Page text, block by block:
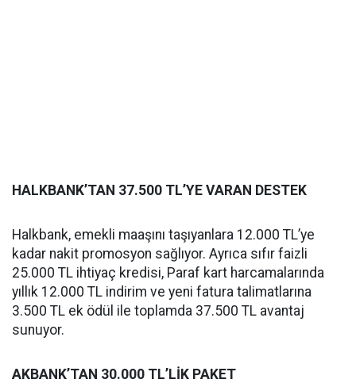
HALKBANK’TAN 37.500 TL’YE VARAN DESTEK
Halkbank, emekli maaşını taşıyanlara 12.000 TL’ye
kadar nakit promosyon sağlıyor. Ayrıca sıfır faizli
25.000 TL ihtiyaç kredisi, Paraf kart harcamalarında
yıllık 12.000 TL indirim ve yeni fatura talimatlarına
3.500 TL ek ödül ile toplamda 37.500 TL avantaj
sunuyor.
AKBANK’TAN 30.000 TL’LİK PAKET